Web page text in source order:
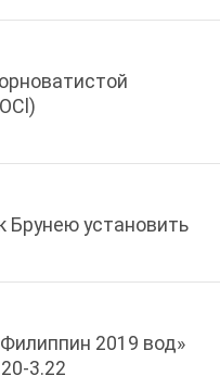
установить
2019 вод»
3.22